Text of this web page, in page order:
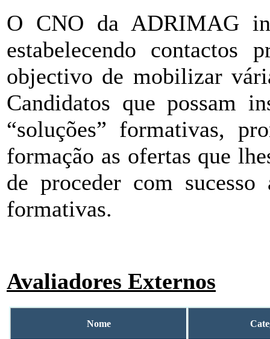
O CNO da ADRIMAG
estabelecendo
objectivo de mobilizar
Candidatos que possam
“soluções” formativas,
formação as ofertas que
de proceder com sucesso
formativas.
Avaliadores Externos
Nome